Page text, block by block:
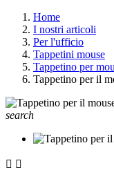
Home
I nostri articoli
Per l'ufficio
Tappetini mouse
Tappetino per
Tappetino per il
search
 